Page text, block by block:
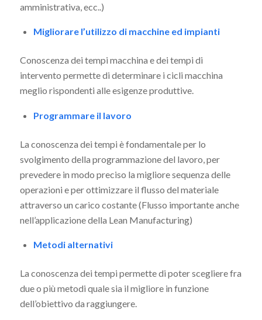
amministrativa, ecc..)
Migliorare l’utilizzo di macchine ed impianti
Conoscenza dei tempi macchina e dei tempi di
intervento permette di determinare i cicli macchina
meglio rispondenti alle esigenze produttive.
Programmare il lavoro
La conoscenza dei tempi è fondamentale per lo
svolgimento della programmazione del lavoro, per
prevedere in modo preciso la migliore sequenza delle
operazioni e per ottimizzare il flusso del materiale
attraverso un carico costante (Flusso importante anche
nell’applicazione della Lean Manufacturing)
Metodi alternativi
La conoscenza dei tempi permette di poter scegliere fra
due o più metodi quale sia il migliore in funzione
dell’obiettivo da raggiungere.